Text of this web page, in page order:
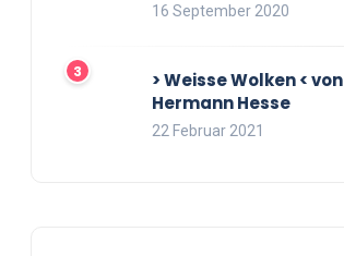
16 September 2020
> Weisse Wolken < von
Hermann Hesse
22 Februar 2021